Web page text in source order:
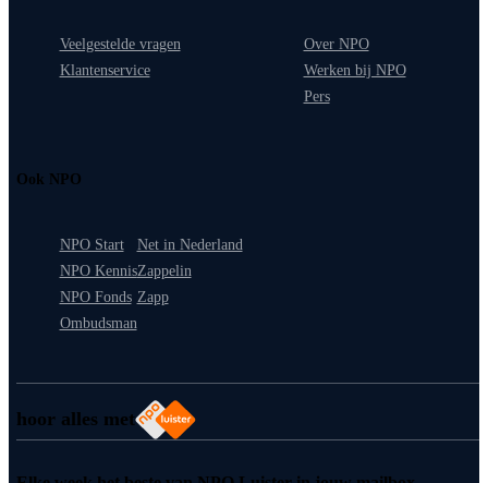
hoor alles met
Veelgestelde vragen
Klantenservice
Over NPO
Werken bij NPO
Pers
Ook NPO
NPO Start
NPO Kennis
NPO Fonds
Ombudsman
Net in Nederland
Zappelin
Zapp